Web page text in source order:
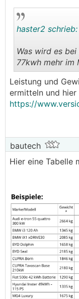
haster2 schrieb:
Was wird es
77kwh mehr im
Hat jemand
Leistung und
ermitteln und hier
https://
bautech
Hier eine Tabelle